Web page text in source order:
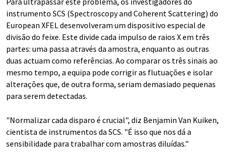
instrumento SCS (Spectroscopy and Coherent Scattering) do
European XFEL desenvolveram um dispositivo especial de
divisão do feixe. Este divide cada impulso de raios X em três
partes: uma passa através da amostra, enquanto as outras
duas actuam como referências. Ao comparar os três sinais ao
mesmo tempo, a equipa pode corrigir as flutuações e isolar
alterações que, de outra forma, seriam demasiado pequenas
para serem detectadas.
"Normalizar cada disparo é crucial", diz Benjamin Van Kuiken,
cientista de instrumentos da SCS. "É isso que nos dá a
sensibilidade para trabalhar com amostras diluídas."